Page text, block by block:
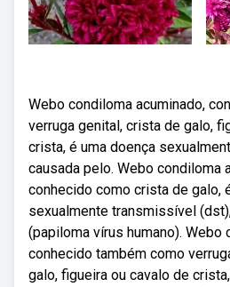
Webo condiloma acuminado,
verruga genital, crista de galo,
crista, é uma doença
causada pelo. Webo condiloma
conhecido como crista de galo,
sexualmente transmissível
(papiloma vírus humano). Webo
conhecido também como
galo, figueira ou cavalo de